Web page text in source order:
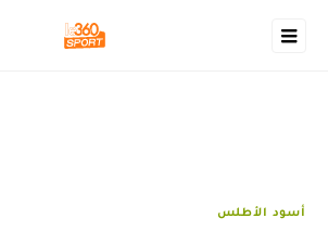
أسود الأطلس